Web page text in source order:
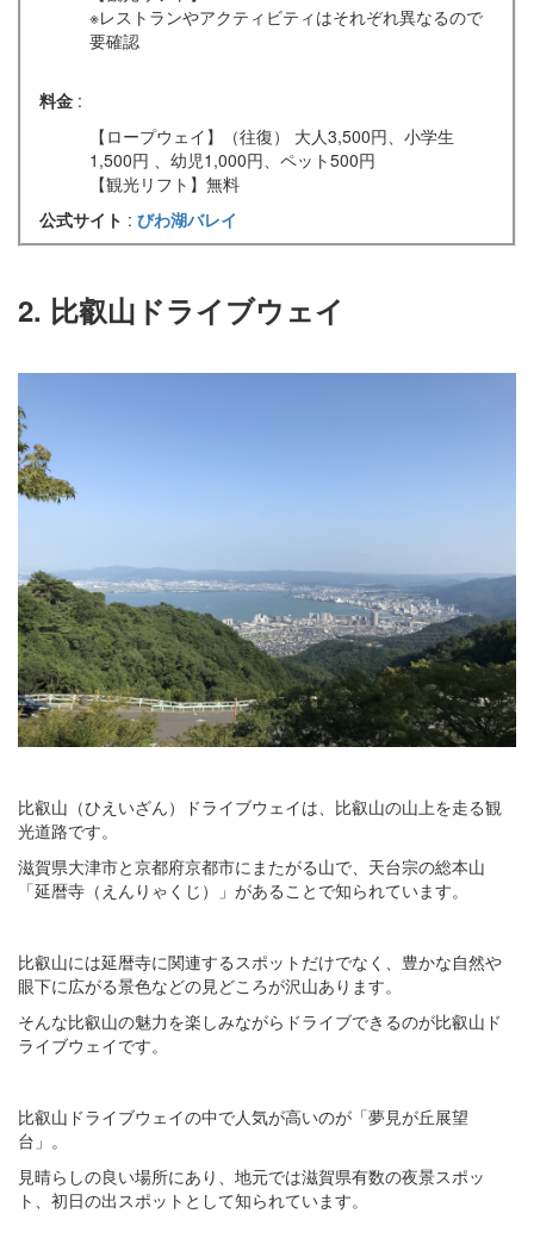
※レストランやアクティビティはそれぞれ異なるので
要確認
料金 :
【ロープウェイ】（往復） 大人3,500円、小学生
1,500円 、幼児1,000円、ペット500円
【観光リフト】無料
公式サイト : びわ湖バレイ
2. 比叡山ドライブウェイ
比叡山（ひえいざん）ドライブウェイは、比叡山の山上を走る観
光道路です。
滋賀県大津市と京都府京都市にまたがる山で、天台宗の総本山
「延暦寺（えんりゃくじ）」があることで知られています。
比叡山には延暦寺に関連するスポットだけでなく、豊かな自然や
眼下に広がる景色などの見どころが沢山あります。
そんな比叡山の魅力を楽しみながらドライブできるのが比叡山ド
ライブウェイです。
比叡山ドライブウェイの中で人気が高いのが「夢見が丘展望
台」。
見晴らしの良い場所にあり、地元では滋賀県有数の夜景スポッ
ト、初日の出スポットとして知られています。